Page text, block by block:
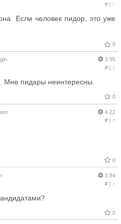
#| ↑
Если человек пидор, это уже
0
3.95
#| ↑
Мне пидары неинтересны.
0
4.22
#| ↑
0
3.84
#| ↑
0